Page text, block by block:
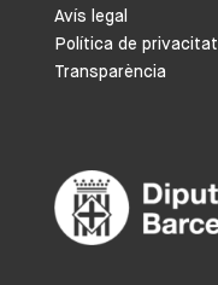
Avís legal
Política de privacitat
Transparència